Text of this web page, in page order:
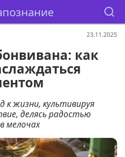
23.11.2025
как
к жизни, культивируя
делясь радостью
мелочах